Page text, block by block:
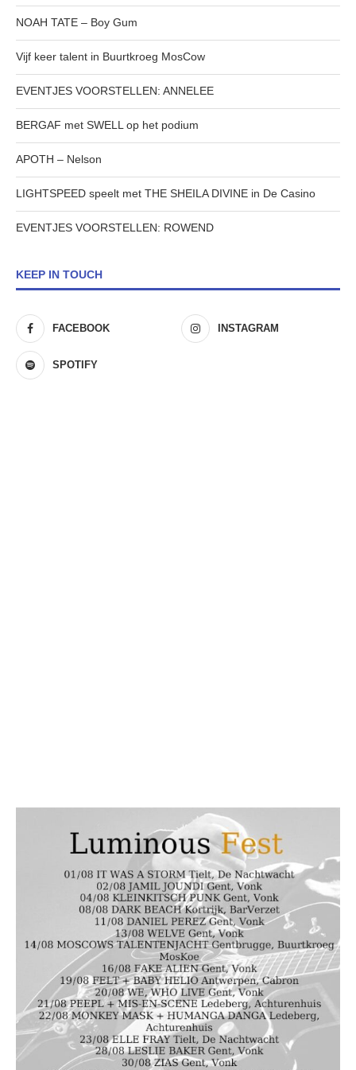
NOAH TATE – Boy Gum
Vijf keer talent in Buurtkroeg MosCow
EVENTJES VOORSTELLEN: ANNELEE
BERGAF met SWELL op het podium
APOTH – Nelson
LIGHTSPEED speelt met THE SHEILA DIVINE in De Casino
EVENTJES VOORSTELLEN: ROWEND
KEEP IN TOUCH
FACEBOOK INSTAGRAM
SPOTIFY